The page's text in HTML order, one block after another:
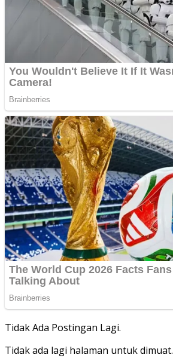
Tidak Ada Postingan Lagi.
Tidak ada lagi halaman untuk dimuat.